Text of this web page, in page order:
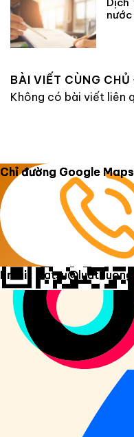
BÀI VIẾT CÙNG CHỦ
Không có bài viết liên
Copyright